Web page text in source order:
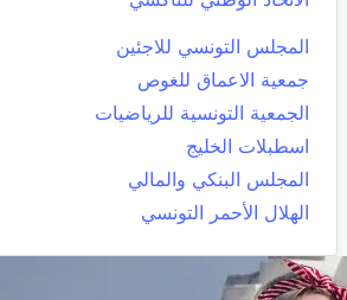
المجلس التونسي للاجئين
جمعية الاعماق للغوص
الجمعية التونسية للرياضيات
اسطبلات الخليج
المجلس البنكي والمالي
الهلال الأحمر التونسي